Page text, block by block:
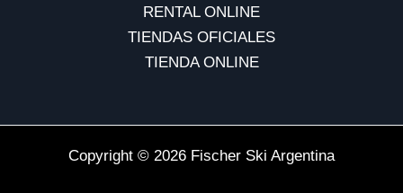
RENTAL ONLINE
TIENDAS OFICIALES
TIENDA ONLINE
Copyright © 2026 Fischer Ski Argentina